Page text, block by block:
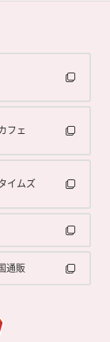
フェ
イムズ
通販